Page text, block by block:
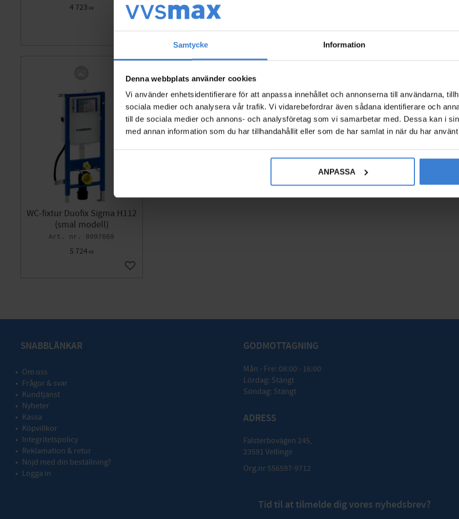
Samtycke Information
Denna webbplats använder cookies
Vi använder enhetsidentifierare för att anpassa innehållet och annonserna till användarna,
sociala medier och analysera vår trafik. Vi vidarebefordrar även sådana identifierare och
till de sociala medier och annons- och analysföretag som vi samarbetar med. Dessa kan i
med annan information som du har tillhandahållit eller som de har samlat in när du har
ANPASSA
4 723 KR 8000278
2 920KR
WC-fixtur Duofix Sigma H112
(smal modell)
8097669
5 724KR
Gem som favorit
SNABBLÄNKAR
Om oss
Frågor & svar
Kundtjänst
Nyheter
Kassa
Köpvillkor
Integritetspolicy
Reklamation & retur
Nöjd med din beställning?
Logga in
GODMOTTAGNING
Mån - Fre: 08:00 - 16:00
Lördag: Stängt
Söndag: Stängt
ADRESS
Falsterbovägen 245,
23591 Vellinge
Org.nr 556597-9712
Tid til at tilmelde dig vores nyhedsbrev?